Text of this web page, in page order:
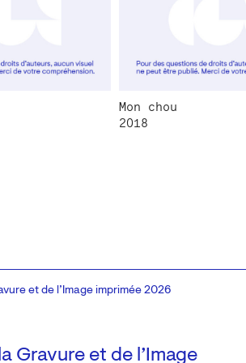
Mon chou
2018
Gravure et de l’Image
et de l’Image imprimée 2026